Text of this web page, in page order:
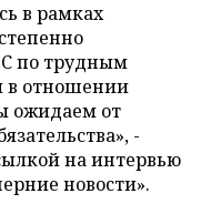
в рамках
по трудным
в отношении
ожидаем от
-
на интервью
новости».